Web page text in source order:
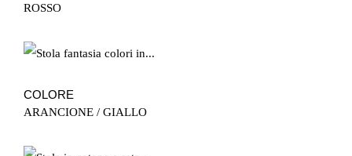
ROSSO
COLORE
ARANCIONE / GIALLO